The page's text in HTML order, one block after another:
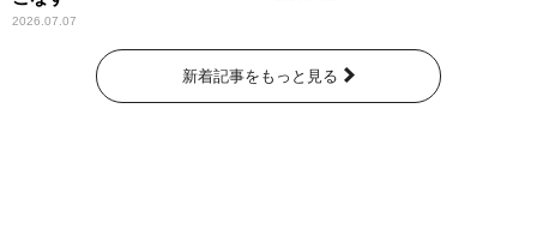
2026.07.07
新着記事をもっと見る